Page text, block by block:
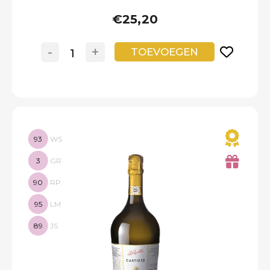
€25,20
+
- TOEVOEGEN
93 WS
3 GR
90 RP
95 LM
89 JS